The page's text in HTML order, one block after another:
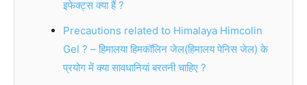
इफेक्ट्स क्या हैं ?
Precautions related to Himalaya Himcolin
Gel ? – हिमालया हिमकॉलिन जेल(हिमालय पेनिस जेल) के
प्रयोग में क्या सावधानियां बरतनी चाहिए ?